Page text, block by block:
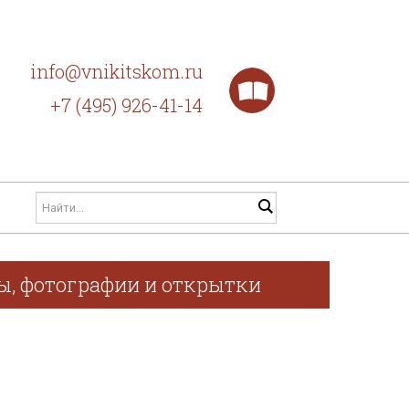
info@vnikitskom.ru
+7 (495) 926-41-14
фотографии и открытки